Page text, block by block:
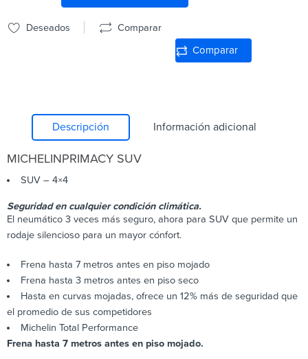
Deseados Comparar
Comparar
Descripción Información adicional
MICHELINPRIMACY SUV
SUV – 4×4
Seguridad en cualquier condición climática.
El neumático 3 veces más seguro, ahora para SUV que permite un
rodaje silencioso para un mayor cónfort.
Frena hasta 7 metros antes en piso mojado
Frena hasta 3 metros antes en piso seco
Hasta en curvas mojadas, ofrece un 12% más de seguridad que
el promedio de sus competidores
Michelin Total Performance
Frena hasta 7 metros antes en piso mojado.